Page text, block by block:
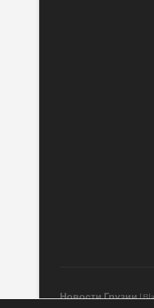
Новости Грузии|